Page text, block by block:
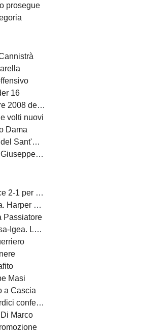
prosegue
16
della rosa
volti nuovi
Dama
Tre Torri
Tomasello
i rossoblù
Passiatore
i calendari
Masi
a Cascia
conferme
Marco